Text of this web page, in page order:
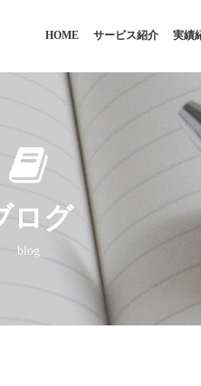
HOME サービス紹介 実績
ログ
blog